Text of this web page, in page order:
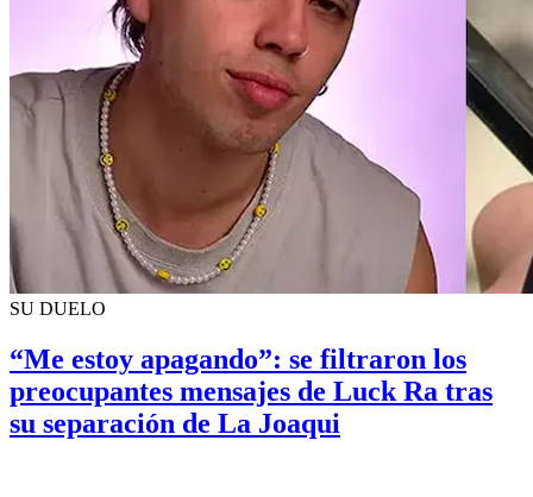
SU DUELO
“Me estoy apagando”: se filtraron los
preocupantes mensajes de Luck Ra tras
su separación de La Joaqui